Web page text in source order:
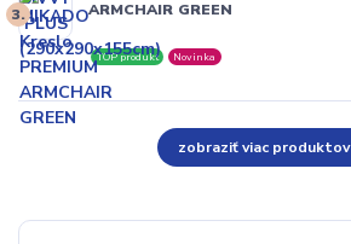
3.
ARMCHAIR GREEN
TOP produkt Novinka
zobraziť viac produktov